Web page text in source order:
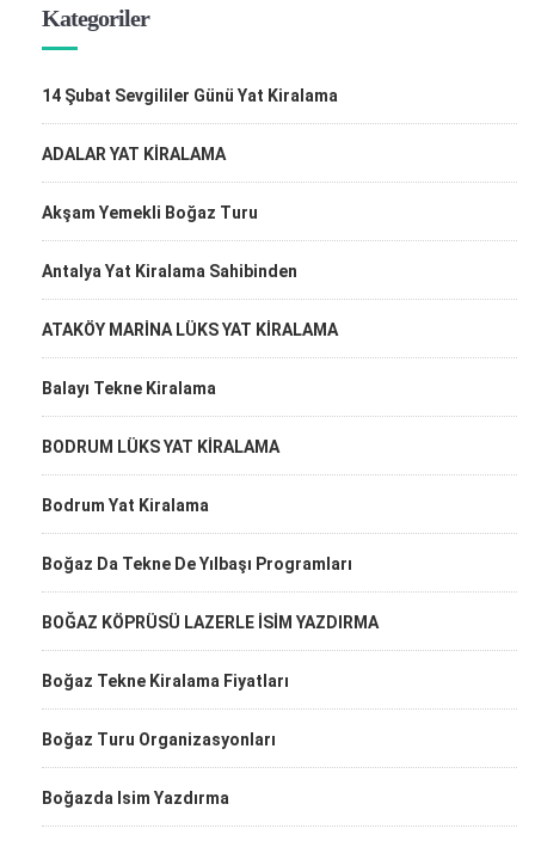
Kategoriler
14 Şubat Sevgililer Günü Yat Kiralama
ADALAR YAT KİRALAMA
Akşam Yemekli Boğaz Turu
Antalya Yat Kiralama Sahibinden
ATAKÖY MARİNA LÜKS YAT KİRALAMA
Balayı Tekne Kiralama
BODRUM LÜKS YAT KİRALAMA
Bodrum Yat Kiralama
Boğaz Da Tekne De Yılbaşı Programları
BOĞAZ KÖPRÜSÜ LAZERLE İSİM YAZDIRMA
Boğaz Tekne Kiralama Fiyatları
Boğaz Turu Organizasyonları
Boğazda Isim Yazdırma